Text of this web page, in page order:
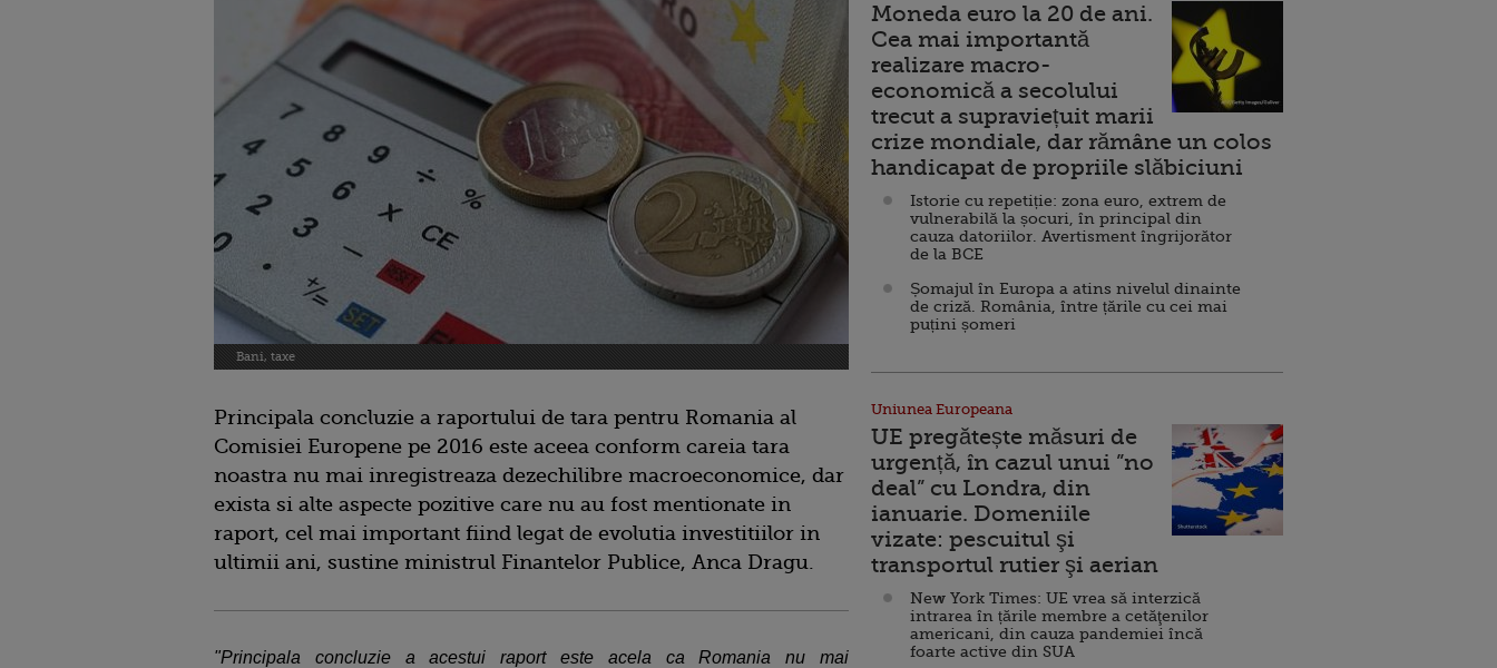
Bani, taxe
Principala concluzie a raportului de tara pentru Romania al
Comisiei Europene pe 2016 este aceea conform careia tara
noastra nu mai inregistreaza dezechilibre macroeconomice, dar
exista si alte aspecte pozitive care nu au fost mentionate in
raport, cel mai important fiind legat de evolutia investitiilor in
ultimii ani, sustine ministrul Finantelor Publice, Anca Dragu.
"Principala concluzie a acestui raport este acela ca Romania nu mai
Moneda euro la 20 de ani.
Cea mai importantă
realizare macro-
economică a secolului
trecut a supraviețuit marii
crize mondiale, dar rămâne un colos
handicapat de propriile slăbiciuni
Istorie cu repetiție: zona euro, extrem de
vulnerabilă la șocuri, în principal din
cauza datoriilor. Avertisment îngrijorător
de la BCE
Șomajul în Europa a atins nivelul dinainte
de criză. România, între țările cu cei mai
puțini șomeri
Uniunea Europeana
UE pregătește măsuri de
urgență, în cazul unui ”no
deal” cu Londra, din
ianuarie. Domeniile
vizate: pescuitul şi
transportul rutier şi aerian
New York Times: UE vrea să interzică
intrarea în țările membre a cetăţenilor
americani, din cauza pandemiei încă
foarte active din SUA